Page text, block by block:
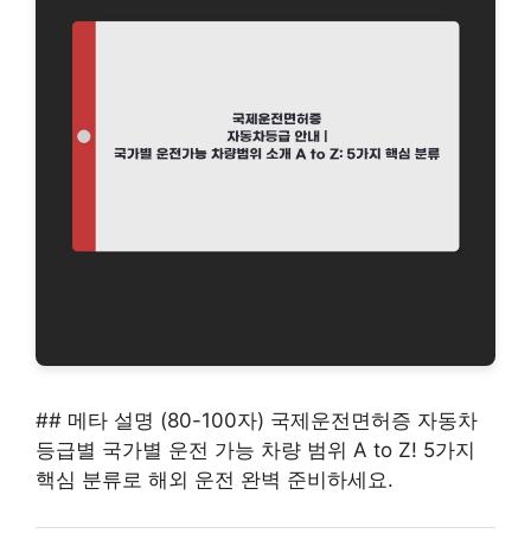
## 메타 설명 (80-100자) 국제운전면허증 자동차
등급별 국가별 운전 가능 차량 범위 A to Z! 5가지
핵심 분류로 해외 운전 완벽 준비하세요.